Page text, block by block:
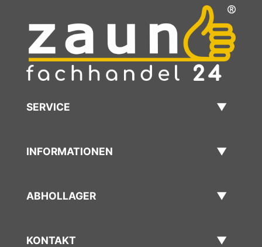
SERVICE
INFORMATIONEN
ABHOLLAGER
KONTAKT